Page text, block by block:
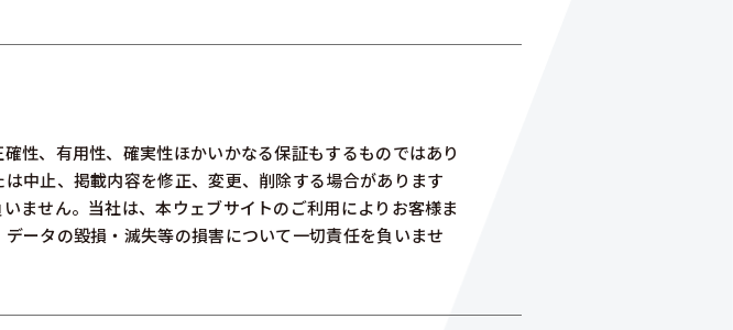
性、有用性、確実性ほかいかなる保証もするものではあり
中止、掲載内容を修正、変更、削除する場合があります
ません。当社は、本ウェブサイトのご利用によりお客様ま
ータの毀損・滅失等の損害について一切責任を負いませ